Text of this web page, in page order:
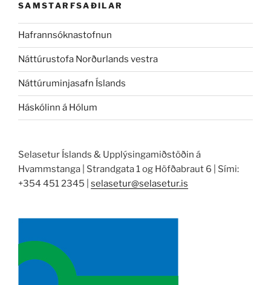
SAMSTARFSAÐILAR
Hafrannsóknastofnun
Náttúrustofa Norðurlands vestra
Náttúruminjasafn Íslands
Háskólinn á Hólum
Selasetur Íslands & Upplýsingamiðstöðin á
Hvammstanga | Strandgata 1 og Höfðabraut 6 | Sími:
+354 451 2345 | selasetur@selasetur.is